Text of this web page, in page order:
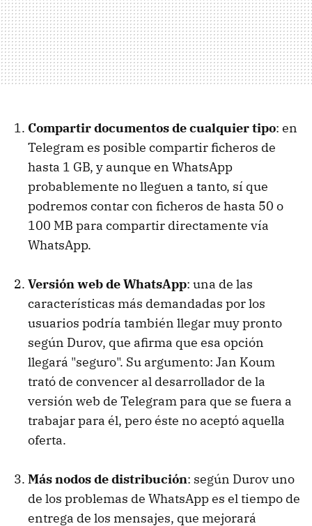
Compartir documentos de cualquier tipo: en
Telegram es posible compartir ficheros de
hasta 1 GB, y aunque en WhatsApp
probablemente no lleguen a tanto, sí que
podremos contar con ficheros de hasta 50 o
100 MB para compartir directamente vía
WhatsApp.
Versión web de WhatsApp: una de las
características más demandadas por los
usuarios podría también llegar muy pronto
según Durov, que afirma que esa opción
llegará "seguro". Su argumento: Jan Koum
trató de convencer al desarrollador de la
versión web de Telegram para que se fuera a
trabajar para él, pero éste no aceptó aquella
oferta.
Más nodos de distribución: según Durov uno
de los problemas de WhatsApp es el tiempo de
entrega de los mensajes, que mejorará